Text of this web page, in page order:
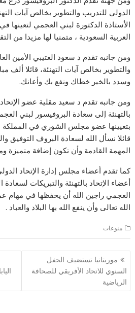
الدولي للتدريب والتطوير بخالص آيات
الأستاذة الدكتورة لبني العجمي
العربية السعودية ، متمنيا لها مزيدا من
ومن جانبه تقدم د سعود العتيبي الأمين
والتطوير بخالص آيات التهنئة، قائلا ألف
وسدد بالخير خطاك ونفع بك وأعانك.
ومن جانبه تقدم د سعيد مقلية عضو
بالتهنئة إلى سعادة البروفيسور لبني
بتعيينها عضو مجلس الشوري في المملكة
قائلا نسأل الله لسعادة البروف التوفيق
المهمة القادمة وأن تكون إضافة متميزة
كما تقدم أعضاء مجلس إدارة الإتحاد
أعضاء الإتحاد بالتهنئة والتبريكات لسعادة
العجمي راجين الله أن يحفظها في مهام
الله تعالى وأن ينفع الله بها البلاد والعباد .
منوعات
تصفّح
المقالات
موريتانيا تستضيف الحفل
السنوي للاتحاد الأفريقي للصحافة
الرياضية